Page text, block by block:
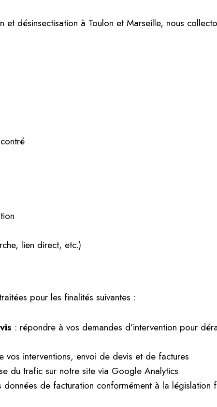
désinsectisation à Toulon et Marseille, nous
lien direct, etc.)
pour les finalités suivantes :
: répondre à vos demandes d’intervention pour
vos interventions, envoi de devis et de factures
du trafic sur notre site via Google Analytics
données de facturation conformément à la législation